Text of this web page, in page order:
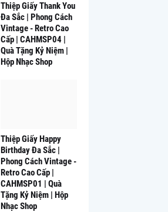
Thiệp Giấy Thank You
Đa Sắc | Phong Cách
Vintage - Retro Cao
Cấp | CAHMSP04 |
Quà Tặng Kỷ Niệm |
Hộp Nhạc Shop
Thiệp Giấy Happy
Birthday Đa Sắc |
Phong Cách Vintage -
Retro Cao Cấp |
CAHMSP01 | Quà
Tặng Kỷ Niệm | Hộp
Nhạc Shop